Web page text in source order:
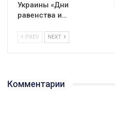
Украины «Дни
равенства и…
PREV NEXT
Комментарии